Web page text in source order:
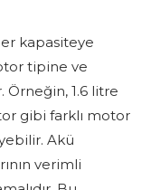
kapasiteye
tipine ve
Örneğin, 1.6 litre
gibi farklı motor
Akü
verimli